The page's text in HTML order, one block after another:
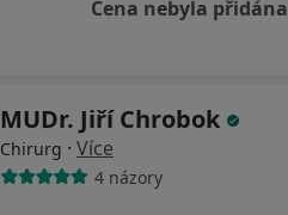
Cena nebyla přidána
MUDr. Jiří Chrobok
Chirurg · Více
4 názory